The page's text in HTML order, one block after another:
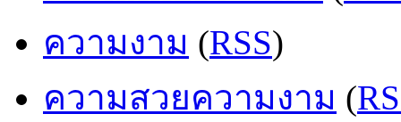
ความงาม (RSS)
ความสวยความงาม (